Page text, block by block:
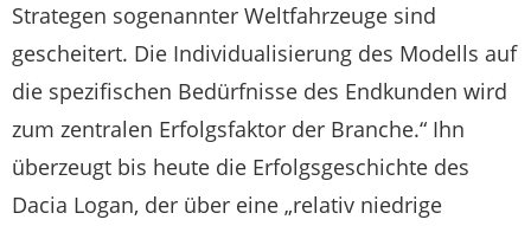
Strategen sogenannter Weltfahrzeuge sind
gescheitert. Die Individualisierung des Modells auf
die spezifischen Bedürfnisse des Endkunden wird
zum zentralen Erfolgsfaktor der Branche.“ Ihn
überzeugt bis heute die Erfolgsgeschichte des
Dacia Logan, der über eine „relativ niedrige